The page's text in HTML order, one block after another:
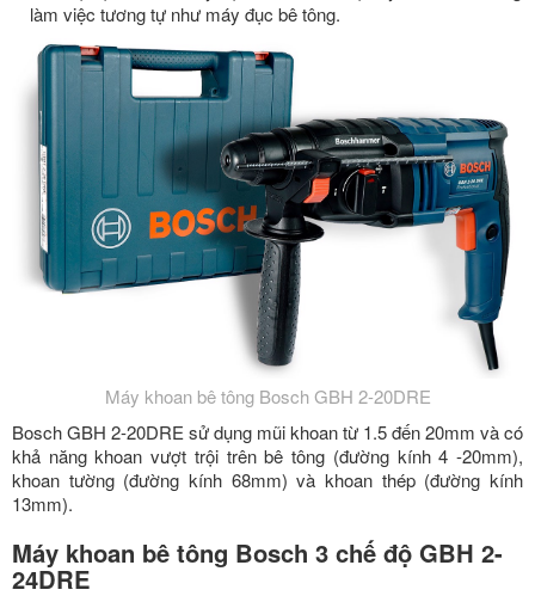
làm việc tương tự như máy đục bê tông.
Máy khoan bê tông Bosch GBH 2-20DRE
Bosch GBH 2-20DRE sử dụng mũi khoan từ 1.5 đến 20mm và có
khả năng khoan vượt trội trên bê tông (đường kính 4 -20mm),
khoan tường (đường kính 68mm) và khoan thép (đường kính
13mm).
Máy khoan bê tông Bosch 3 chế độ GBH 2-
24DRE